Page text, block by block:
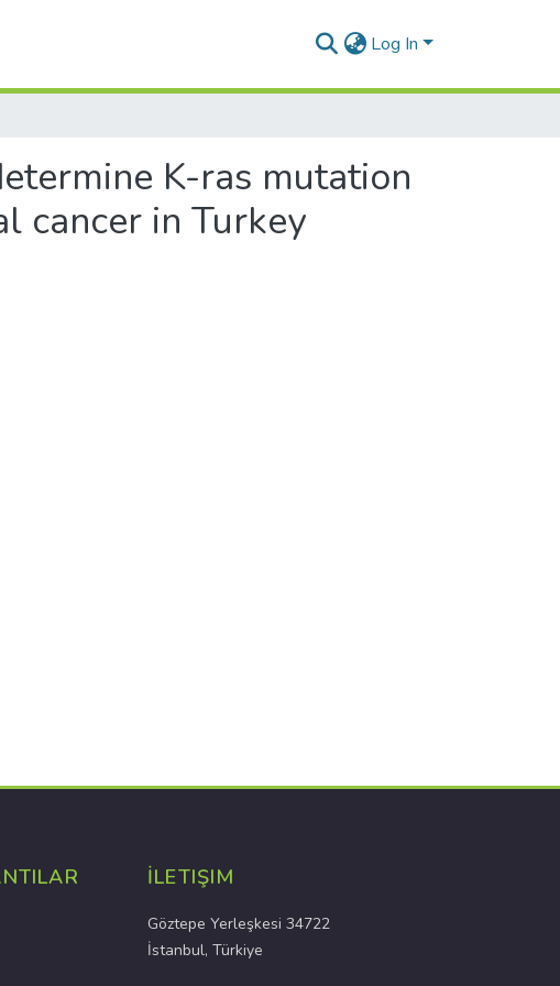
Log In
K-ras mutation
cancer in Turkey
İLETIŞIM
Göztepe Yerleşkesi 34722
İstanbul, Türkiye